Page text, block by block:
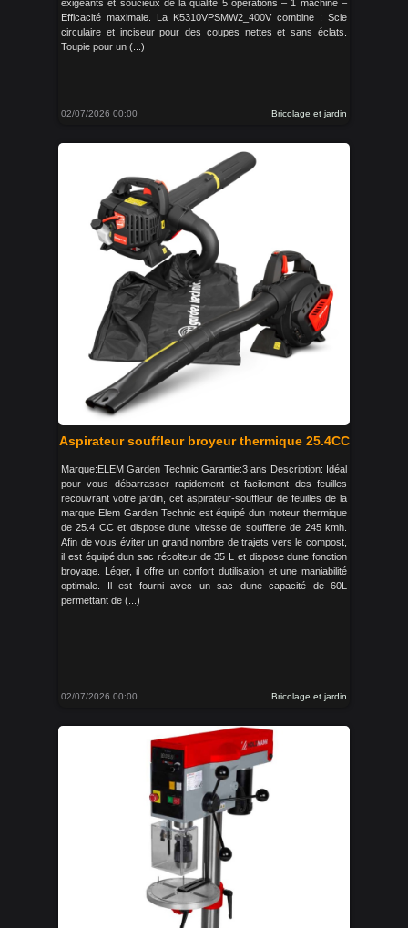
exigeants et soucieux de la qualité 5 opérations – 1 machine –
Efficacité maximale. La K5310VPSMW2_400V combine : Scie
circulaire et inciseur pour des coupes nettes et sans éclats.
Toupie pour un (...)
02/07/2026 00:00 Bricolage et jardin
Aspirateur souffleur broyeur thermique 25.4CC
Marque:ELEM Garden Technic Garantie:3 ans Description: Idéal
pour vous débarrasser rapidement et facilement des feuilles
recouvrant votre jardin, cet aspirateur-souffleur de feuilles de la
marque Elem Garden Technic est équipé dun moteur thermique
de 25.4 CC et dispose dune vitesse de soufflerie de 245 kmh.
Afin de vous éviter un grand nombre de trajets vers le compost,
il est équipé dun sac récolteur de 35 L et dispose dune fonction
broyage. Léger, il offre un confort dutilisation et une maniabilité
optimale. Il est fourni avec un sac dune capacité de 60L
permettant de (...)
02/07/2026 00:00 Bricolage et jardin